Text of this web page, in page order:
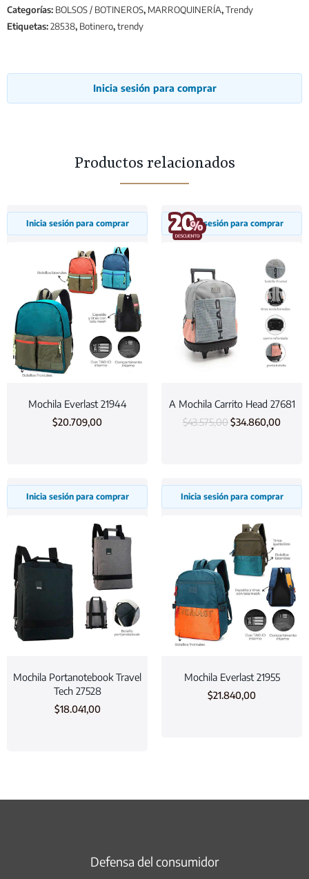
Categorías: BOLSOS / BOTINEROS, MARROQUINERÍA,Trendy
Etiquetas:28538, Botinero,trendy
Inicia sesión para comprar
Productos relacionados
Inicia sesión para comprar
Mochila Everlast 21944
$20.709,00
Inicia sesión para comprar
A Mochila Carrito Head 27681
$43.575,00$34.860,00
Inicia sesión para comprar
Mochila Portanotebook Travel
Tech 27528
$18.041,00
Inicia sesión para comprar
Mochila Everlast 21955
$21.840,00
Defensa del consumidor